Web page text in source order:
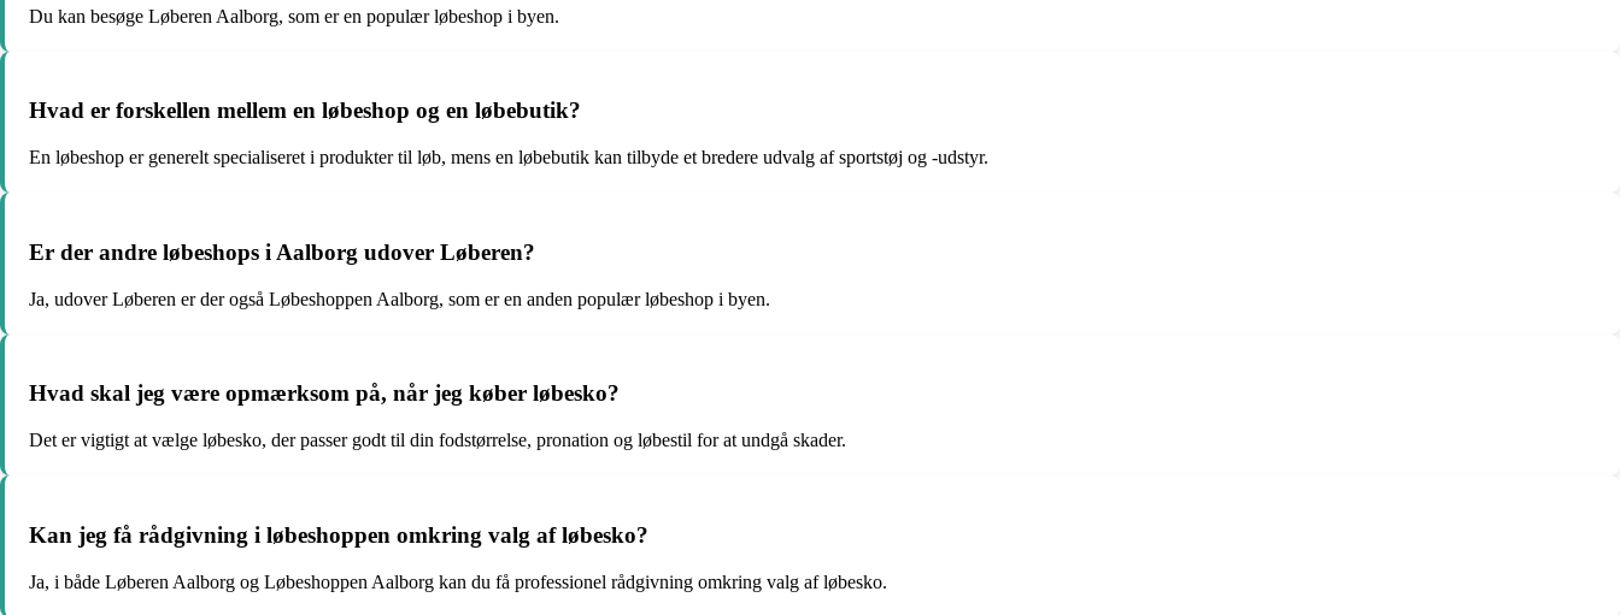
Du kan besøge Løberen Aalborg, som er en populær løbeshop i byen.
Hvad er forskellen mellem en løbeshop og en løbebutik?
En løbeshop er generelt specialiseret i produkter til løb, mens en løbebutik kan tilbyde et bredere udvalg af sportstøj og -udstyr.
Er der andre løbeshops i Aalborg udover Løberen?
Ja, udover Løberen er der også Løbeshoppen Aalborg, som er en anden populær løbeshop i byen.
Hvad skal jeg være opmærksom på, når jeg køber løbesko?
Det er vigtigt at vælge løbesko, der passer godt til din fodstørrelse, pronation og løbestil for at undgå skader.
Kan jeg få rådgivning i løbeshoppen omkring valg af løbesko?
Ja, i både Løberen Aalborg og Løbeshoppen Aalborg kan du få professionel rådgivning omkring valg af løbesko.